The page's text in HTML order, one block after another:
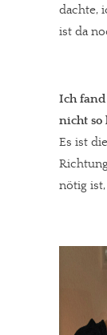
dachte,
ist da
Ich fand
nicht so
Es ist
nötig